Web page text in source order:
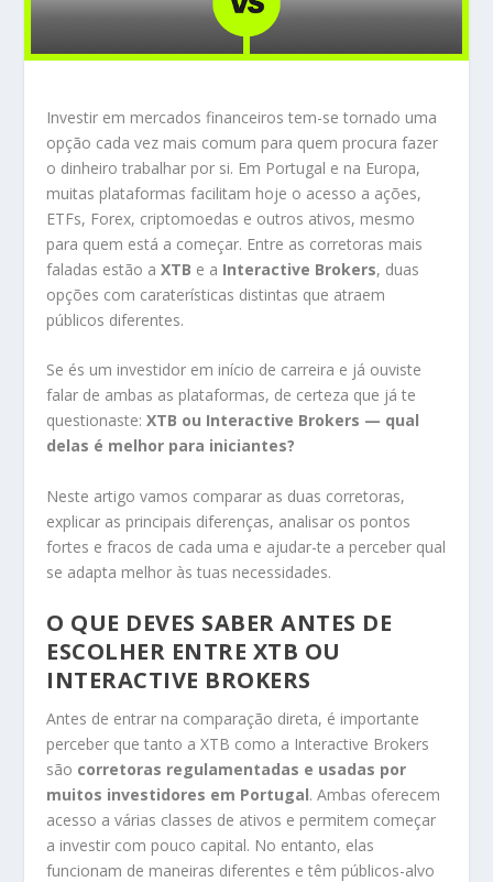
Investir em mercados financeiros tem-se tornado uma
opção cada vez mais comum para quem procura fazer
o dinheiro trabalhar por si. Em Portugal e na Europa,
muitas plataformas facilitam hoje o acesso a ações,
ETFs, Forex, criptomoedas e outros ativos, mesmo
para quem está a começar. Entre as corretoras mais
faladas estão aXTB e a Interactive Brokers, duas
opções com caraterísticas distintas que atraem
públicos diferentes.
Se és um investidor em início de carreira e já ouviste
falar de ambas as plataformas, de certeza que já te
questionaste:XTB ou Interactive Brokers — qual
delas é melhor para iniciantes?
Neste artigo vamos comparar as duas corretoras,
explicar as principais diferenças, analisar os pontos
fortes e fracos de cada uma e ajudar-te a perceber qual
se adapta melhor às tuas necessidades.
O QUE DEVES SABER ANTES DE
ESCOLHER ENTRE XTB OU
INTERACTIVE BROKERS
Antes de entrar na comparação direta, é importante
perceber que tanto a XTB como a Interactive Brokers
são corretoras regulamentadas e usadas por
muitos investidores em Portugal. Ambas oferecem
acesso a várias classes de ativos e permitem começar
a investir com pouco capital. No entanto, elas
funcionam de maneiras diferentes e têm públicos-alvo